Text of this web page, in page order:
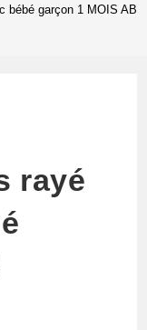
bébé garçon 1 MOIS
rayé